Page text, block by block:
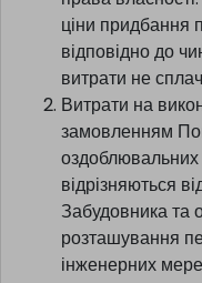
ціни придбання
відповідно до
витрати не
Витрати на
замовленням
оздоблювальних
відрізняються
Забудовника та
розташування
інженерних